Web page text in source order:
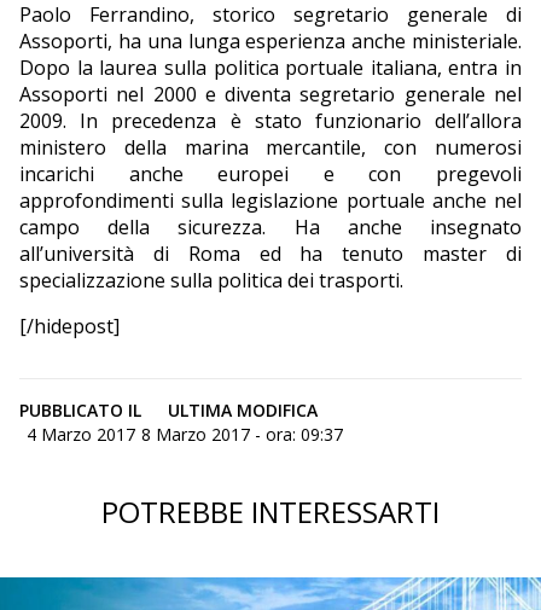
Paolo Ferrandino, storico segretario generale di
Assoporti, ha una lunga esperienza anche ministeriale.
Dopo la laurea sulla politica portuale italiana, entra in
Assoporti nel 2000 e diventa segretario generale nel
2009. In precedenza è stato funzionario dell’allora
ministero della marina mercantile, con numerosi
incarichi anche europei e con pregevoli
approfondimenti sulla legislazione portuale anche nel
campo della sicurezza. Ha anche insegnato
all’università di Roma ed ha tenuto master di
specializzazione sulla politica dei trasporti.
[/hidepost]
PUBBLICATO IL
4 Marzo 2017
ULTIMA MODIFICA
8 Marzo 2017 - ora: 09:37
POTREBBE INTERESSARTI